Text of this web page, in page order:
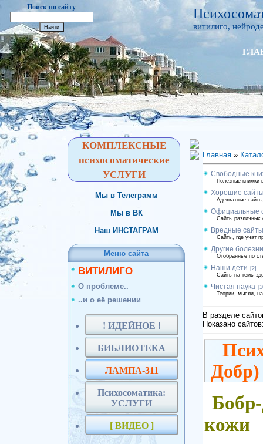
Поиск по сайту
витилиго,
КОМПЛЕКСНЫЕ
психосоматические
УСЛУГИ
Мы в Телеграмм
Мы в ВК
Наш ИНСТАГРАМ
Меню сайта
ВИТИЛИГО
О проблеме..
..и о её решении
! ИДЕЙНОЕ !
БИБЛИОТЕКА
ЛАМПА-311
Психосоматика:
УСЛУГИ
[ ВИДЕО ]
Главная »
Свободные
Полезные книжки
Хорошие
Адекватные
Официальные
Сайты различных
Вредные сайты
Сайты, где учат
Другие болезни
Отобранные по
Наши дети [2]
Сайты на темы
Чистая наука
Теории, мысли,
В разделе
Показано
Добр)
кожи